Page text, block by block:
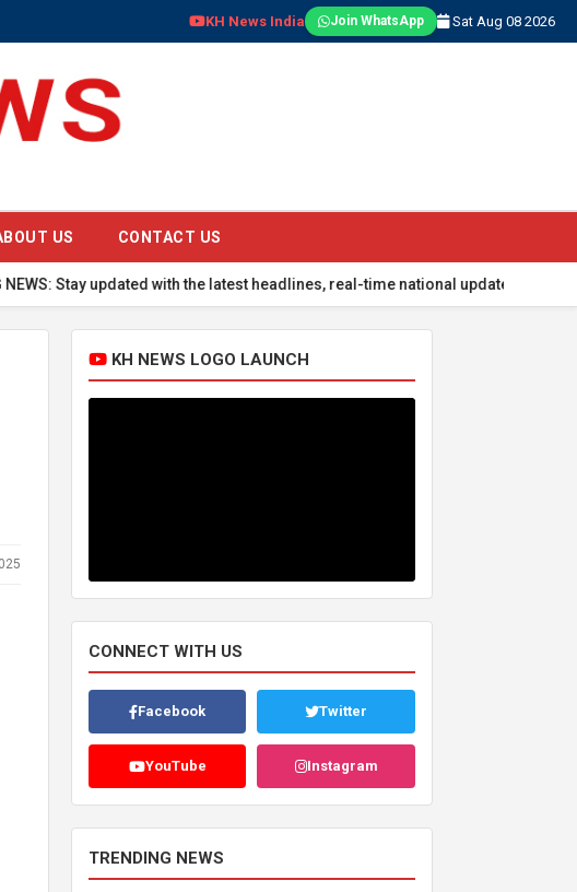
KH News India Join WhatsApp Sat Aug 08 2026
US CONTACT US
Stay updated with the latest headlines, real-time national updates, global
KH NEWS LOGO LAUNCH
CONNECT WITH US
Facebook Twitter
YouTube Instagram
TRENDING NEWS